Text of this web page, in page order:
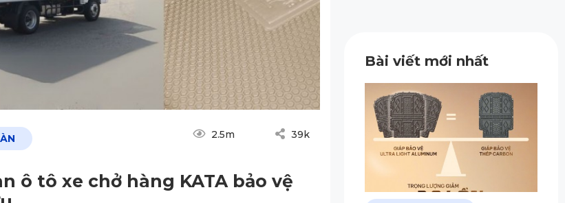
2.5m 39k
ô tô xe chở hàng KATA bảo vệ
Bài viết mới nhất